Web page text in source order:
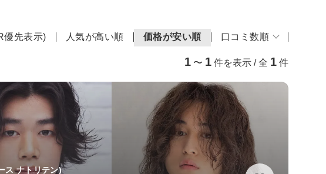
優先表示) 人気が高い順 価格が安い順 口コミ数順
1 〜 1 件を表示 / 全 1 件
ス ナトリテン)